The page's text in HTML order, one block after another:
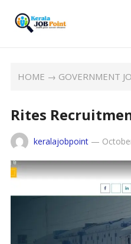
HOME → GOVERNMENT
Rites
keralajobpoint—